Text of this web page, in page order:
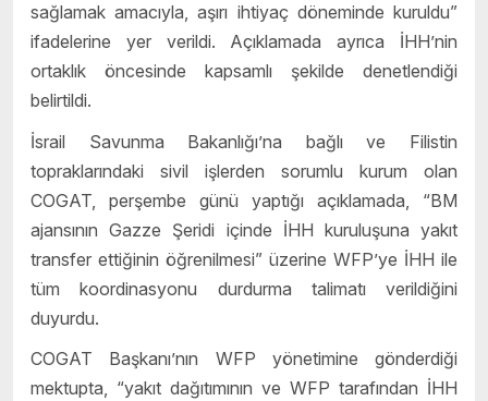
sağlamak amacıyla, aşırı ihtiyaç döneminde kuruldu”
ifadelerine yer verildi. Açıklamada ayrıca İHH’nin
ortaklık öncesinde kapsamlı şekilde denetlendiği
belirtildi.
İsrail Savunma Bakanlığı’na bağlı ve Filistin
topraklarındaki sivil işlerden sorumlu kurum olan
COGAT, perşembe günü yaptığı açıklamada, “BM
ajansının Gazze Şeridi içinde İHH kuruluşuna yakıt
transfer ettiğinin öğrenilmesi” üzerine WFP’ye İHH ile
tüm koordinasyonu durdurma talimatı verildiğini
duyurdu.
COGAT Başkanı’nın WFP yönetimine gönderdiği
mektupta, “yakıt dağıtımının ve WFP tarafından İHH